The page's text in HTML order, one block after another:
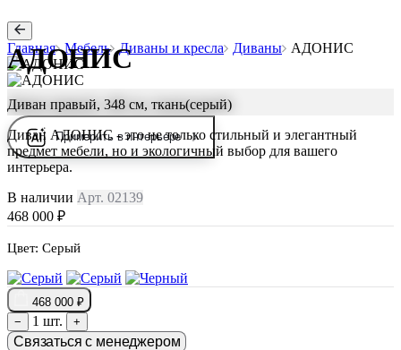
Главная Мебель Диваны и кресла Диваны АДОНИС
Примерить в интерьере
АДОНИС
Диван правый, 348 см, ткань(серый)
Диван АДОНИС - это не только стильный и элегантный
предмет мебели, но и экологичный выбор для вашего
интерьера.
В наличии Арт. 02139
468 000 ₽
Цвет: Серый
468 000 ₽
−
1 шт. +
Связаться с менеджером